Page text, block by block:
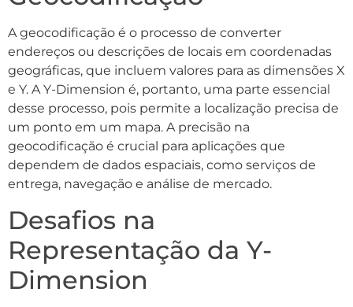
A geocodificação é o processo de converter
endereços ou descrições de locais em coordenadas
geográficas, que incluem valores para as dimensões X
e Y. A Y-Dimension é, portanto, uma parte essencial
desse processo, pois permite a localização precisa de
um ponto em um mapa. A precisão na
geocodificação é crucial para aplicações que
dependem de dados espaciais, como serviços de
entrega, navegação e análise de mercado.
Desafios na
Representação da Y-
Dimension